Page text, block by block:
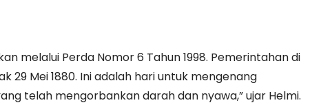
melalui Perda Nomor 6 Tahun 1998. Pemerintahan di
29 Mei 1880. Ini adalah hari untuk mengenang
telah mengorbankan darah dan nyawa,” ujar Helmi.